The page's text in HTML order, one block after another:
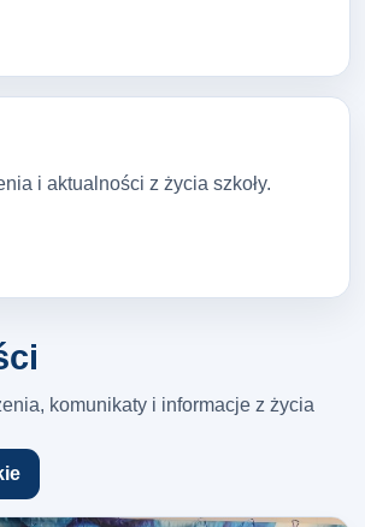
i aktualności z życia szkoły.
komunikaty i informacje z życia